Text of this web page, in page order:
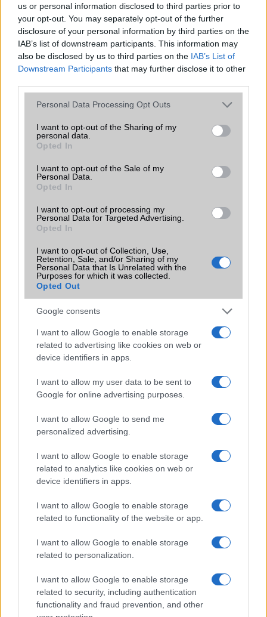
us or personal information disclosed to third parties prior to
your opt-out. You may separately opt-out of the further
disclosure of your personal information by third parties on the
IAB’s list of downstream participants. This information may
also be disclosed by us to third parties on the IAB’s List of
Downstream Participants that may further disclose it to other
Please note that this website/app uses one or more Google
not limited to your visit or usage behaviour. You may click to
grant or deny consent to Google and its third-party tags to
use your data for below specified purposes in below Google
consent section.
Personal Data Processing Opt Outs
I want to opt-out of the Sharing of my
personal data.
Opted In
I want to opt-out of the Sale of my
Personal Data.
Opted In
I want to opt-out of processing my
Personal Data for Targeted Advertising.
Opted In
I want to opt-out of Collection, Use,
Retention, Sale, and/or Sharing of my
Personal Data that Is Unrelated with the
Purposes for which it was collected.
Opted Out
Google consents
I want to allow Google to enable storage
related to advertising like cookies on web or
device identifiers in apps.
I want to allow my user data to be sent to
Google for online advertising purposes.
I want to allow Google to send me
personalized advertising.
I want to allow Google to enable storage
related to analytics like cookies on web or
device identifiers in apps.
I want to allow Google to enable storage
related to functionality of the website or app.
I want to allow Google to enable storage
related to personalization.
I want to allow Google to enable storage
related to security, including authentication
functionality and fraud prevention, and other
iPhone 18 bemutató dátum - ekkor
rántja le a leplet az Apple az új
csúcsmobilokról
2026.06.29| Phone Arena
A szeptemberi eseményen az iPhone 18 Pro modellek
mellett a régóta pletykált hajlítható iPhone Ultra is
bemutatkozhat, miközben az áremelésekről szóló
találgatások továbbra is beárnyékolják a rajtot.
funkció, amely észrevétlenül könnyíti
meg a mindennapokat
Sok felhasználó külön alkalmazásokra esküszik, pedig az
Android már évek óta olyan intelligens funkciókat kínál,
Ez a rejtett Samsung funkció teljesen
sokan mégsem tudnak róla
2026.07.12| Android Central
Az Edge Panel az egyik leghasznosabb funkció, amely
jelentősen felgyorsítja a mindennapi használatot,
KAPCSOLÓDÓ HÍREK
iPhone 12 pletyi - ProMotion és új FaceID
Friss iPhone 12 pletykák
Csak októberben jön az iPhone 12 széria
Kiszivárgott belső e-mail az iPhone 12 bemutatásról
Kiderültek az iPhone 12 árai!
További hírek